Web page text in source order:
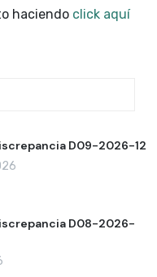
haciendo click aquí
D09-2026-12
D08-2026-